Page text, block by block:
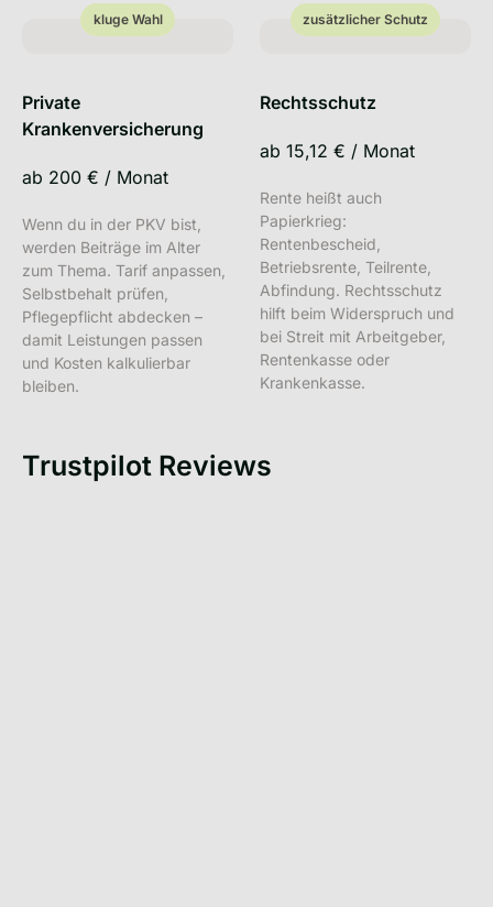
kluge Wahl
Private
Krankenversicherung
ab 200 € / Monat
Wenn du in der PKV bist,
werden Beiträge im Alter
zum Thema. Tarif anpassen,
Selbstbehalt prüfen,
Pflegepflicht abdecken –
damit Leistungen passen
und Kosten kalkulierbar
bleiben.
kluge Wahl zusätzlicher Schutz
Rechtsschutz
ab 15,12 € / Monat
Rente heißt auch
Papierkrieg:
Rentenbescheid,
Betriebsrente, Teilrente,
Abfindung. Rechtsschutz
hilft beim Widerspruch und
bei Streit mit Arbeitgeber,
Rentenkasse oder
Krankenkasse.
zusätzlicher Schutz
Trustpilot Reviews